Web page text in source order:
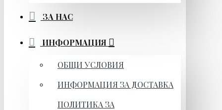
ЗА НАС
ИНФОРМАЦИЯ
ОБЩИ УСЛОВИЯ
ИНФОРМАЦИЯ ЗА ДОСТАВКА
ПОЛИТИКА ЗА